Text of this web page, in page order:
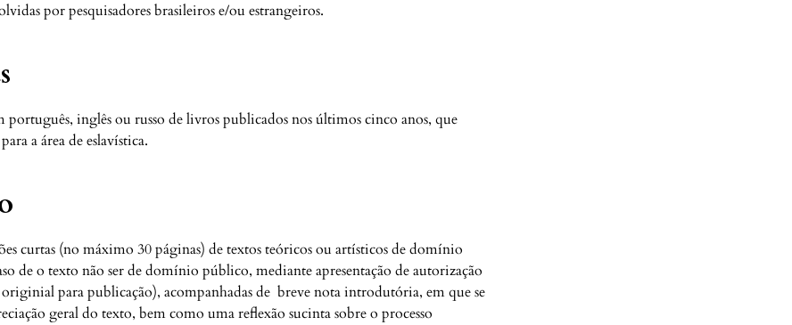
por pesquisadores brasileiros e/ou estrangeiros.
português, inglês ou russo de livros publicados nos últimos cinco anos, que
a área de eslavística.
curtas (no máximo 30 páginas) de textos teóricos ou artísticos de domínio
de o texto não ser de domínio público, mediante apresentação de autorização
para publicação), acompanhadas de breve nota introdutória, em que se
geral do texto, bem como uma reflexão sucinta sobre o processo